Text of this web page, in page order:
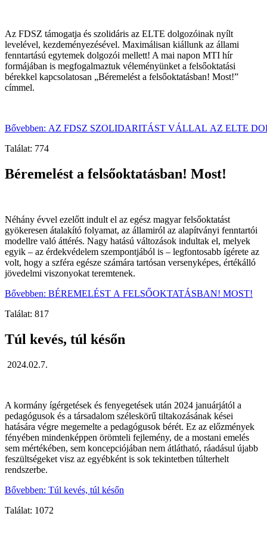
Az FDSZ támogatja és szolidáris az ELTE dolgozóinak nyílt
levelével, kezdeményezésével. Maximálisan kiállunk az állami
fenntartású egytemek dolgozói mellett! A mai napon MTI hír
formájában is megfogalmaztuk véleményünket a felsőoktatási
bérekkel kapcsolatosan „Béremelést a felsőoktatásban! Most!”
címmel.
Bővebben: AZ FDSZ SZOLIDARITÁST VÁLLAL AZ ELTE
Találat: 774
Béremelést a felsőoktatásban! Most!
Néhány évvel ezelőtt indult el az egész magyar felsőoktatást
gyökeresen átalakító folyamat, az államiról az alapítványi fenntartói
modellre való áttérés. Nagy hatású változások indultak el, melyek
egyik – az érdekvédelem szempontjából is – legfontosabb ígérete az
volt, hogy a szféra egésze számára tartósan versenyképes, értékálló
jövedelmi viszonyokat teremtenek.
Bővebben: BÉREMELÉST A FELSŐOKTATÁSBAN! MOST!
Találat: 817
Túl kevés, túl későn
2024.02.7.
A kormány ígérgetések és fenyegetések után 2024 januárjától a
pedagógusok és a társadalom széleskörű tiltakozásának kései
hatására végre megemelte a pedagógusok bérét. Ez az előzmények
fényében mindenképpen örömteli fejlemény, de a mostani emelés
sem mértékében, sem koncepciójában nem átlátható, ráadásul újabb
feszültségeket visz az egyébként is sok tekintetben túlterhelt
rendszerbe.
Bővebben: Túl kevés, túl későn
Találat: 1072